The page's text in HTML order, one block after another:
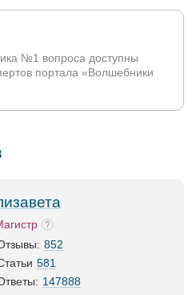
№1 вопроса доступны
портала «Волшебники
852
581
147888